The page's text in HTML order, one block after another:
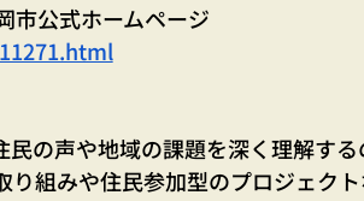
市公式ホームページ
の声や地域の課題を深く理解する
り組みや住民参加型のプロジェク